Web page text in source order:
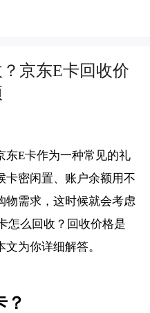
京东E卡回收价
东E卡作为一种常见的礼
卡密闲置、账户余额用不
物需求，这时候就会考虑
怎么回收？回收价格是
为你详细解答。
？